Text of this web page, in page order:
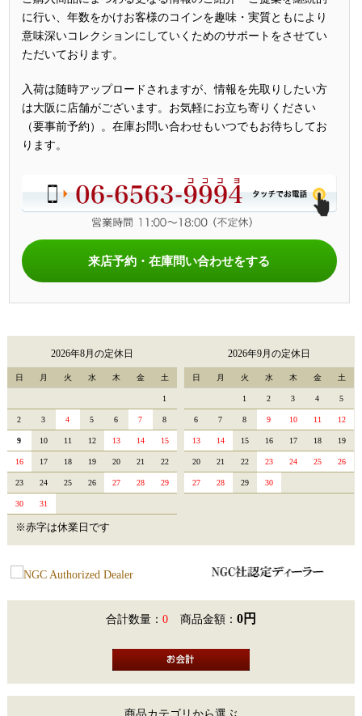
に行い、年数をかけお客様のコインを趣味・実質ともにより
意味深いコレクションにしていくためのサポートをさせてい
ただいております。
入荷は随時アップロードされますが、情報を先取りしたい方
は大阪に店舗がございます。お気軽にお立ち寄りください
（要事前予約）。在庫お問い合わせもいつでもお待ちしてお
ります。
来店予約・在庫問い合わせをする
2026年8月の定休日
日 月 火 水 木 金 土
1
2 3 4 5 6 7 8
9 10 11 12 13 14 15
16 17 18 19 20 21 22
23 24 25 26 27 28 29
30 31
2026年9月の定休日
日 月 火 水 木 金 土
1 2 3 4 5
6 7 8 9 10 11 12
13 14 15 16 17 18 19
20 21 22 23 24 25 26
27 28 29 30
※赤字は休業日です
合計数量： 0 商品金額： 0円